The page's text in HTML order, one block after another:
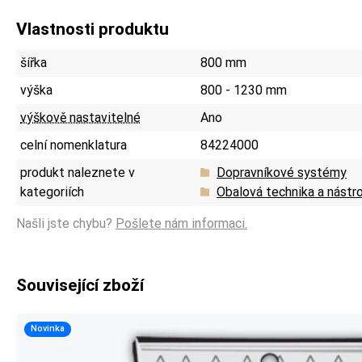
Vlastnosti produktu
šířka
800 mm
výška
800 - 1230 mm
výškově nastavitelné
Ano
celní nomenklatura
84224000
produkt naleznete v
kategoriích
Dopravníkové systémy
Obalová technika a
Našli jste chybu? Pošlete nám informaci.
Související zboží
Novinka